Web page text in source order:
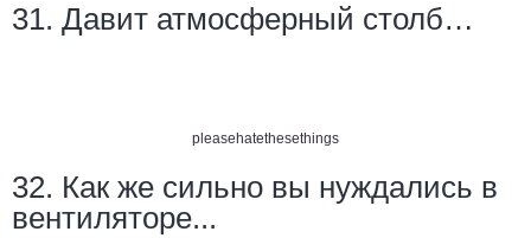
31. Давит атмосферный столб…
pleasehatethesethings
32. Как же сильно вы нуждались в
вентиляторе...